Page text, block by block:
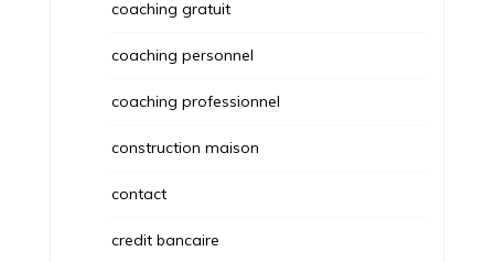
coaching gratuit
coaching personnel
coaching professionnel
construction maison
contact
credit bancaire